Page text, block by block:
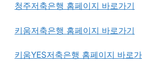
청주저축은행 홈페이지 바로가기
키움저축은행 홈페이지 바로가기
키움YES저축은행 홈페이지 바로